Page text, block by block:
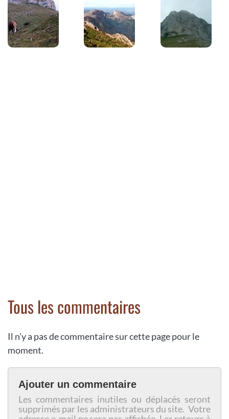
Tous les commentaires
Il n'y a pas de commentaire sur cette page pour le
moment.
Ajouter un commentaire
Les commentaires inutiles ou déplacés seront
supprimés par les administrateurs du site. Votre